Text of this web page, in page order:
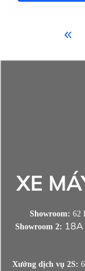
XE
Showroom: 62
Showroom 2: 18A
Xưởng dịch vụ 2S: